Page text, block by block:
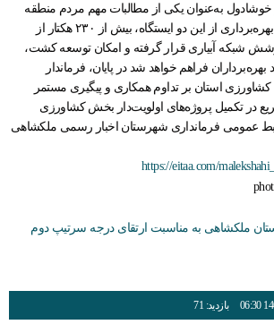
خوشادول به‌عنوان یکی از مطالبات مهم مردم منطقه
مورد تأکید قرار گرفت. با بهره‌برداری از این دو ایستگاه، بیش از ۲۳۰ هکتار از
شبکه آبیاری قرار گرفته و امکان توسعه کشت،
بهره‌برداران فراهم خواهد شد در پایان، فرماندار
استان بر تداوم همکاری و پیگیری مستمر
در تکمیل پروژه‌های اولویت‌دار بخش کشاورزی
عمومی فرمانداری شهرستان اخبار رسمی ملکشاهی
https://eitaa.com/
ملکشاهی به مناسبت ارتقای درجه سرتیپ دوم
بازدید: 71